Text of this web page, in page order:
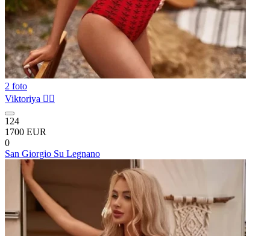
2 foto
Viktoriya ❤️‍🔥
124
1700 EUR
0
San Giorgio Su Legnano